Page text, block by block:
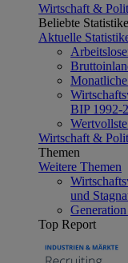
Wirtschaft &
Beliebte
Aktuelle
BIP 1992-
Wirtschaft &
Themen
Weitere Themen
und
Top Report